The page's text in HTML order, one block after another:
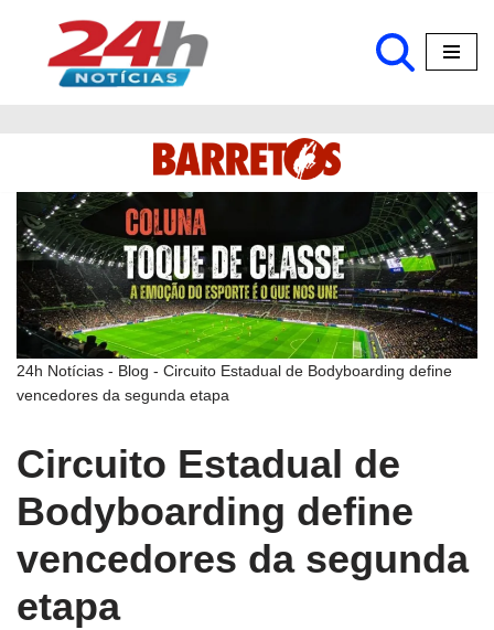
Pular
24h Notícias - Blog - Circuito Estadual de Bodyboarding define
vencedores da segunda etapa
Circuito Estadual de
Bodyboarding define
vencedores da segunda
etapa